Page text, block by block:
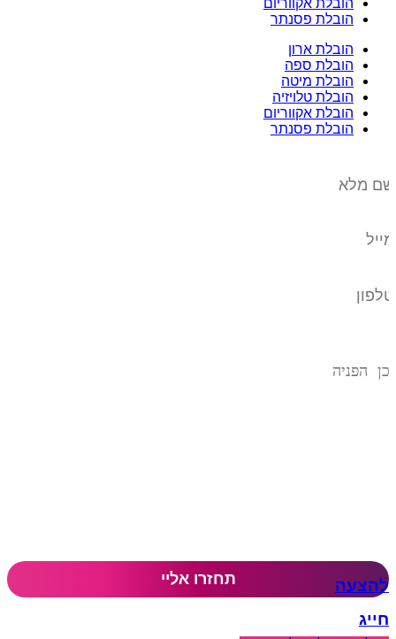
הובלת אקווריום
הובלת פסנתר
הובלת ארון
הובלת ספה
הובלת מיטה
הובלת טלויזיה
הובלת אקווריום
הובלת פסנתר
להצעה
חייג